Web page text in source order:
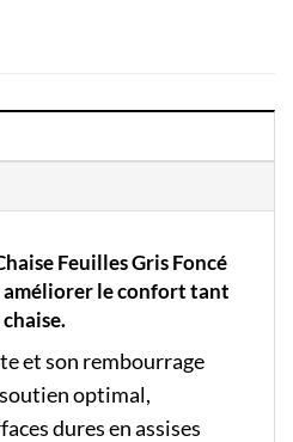
Feuilles Gris Foncé
améliorer le confort tant
et son rembourrage
optimal,
dures en assises